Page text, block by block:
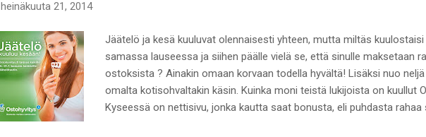
heinäkuuta 21, 2014
Jäätelö ja kesä kuuluvat olennaisesti yhteen, mutta miltäs
samassa lauseessa ja siihen päälle vielä se, että sinulle maksetaan
ostoksista ? Ainakin omaan korvaan todella hyvältä! Lisäksi nuo
omalta kotisohvaltakin käsin. Kuinka moni teistä lukijoista on kuullut
Kyseessä on nettisivu, jonka kautta saat bonusta, eli puhdasta rahaa